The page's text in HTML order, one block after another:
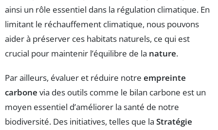
ainsi un rôle essentiel dans la régulation climatique. En
limitant le réchauffement climatique, nous pouvons
aider à préserver ces habitats naturels, ce qui est
crucial pour maintenir l’équilibre de la nature.
Par ailleurs, évaluer et réduire notre empreinte
carbone via des outils comme le bilan carbone est un
moyen essentiel d’améliorer la santé de notre
biodiversité. Des initiatives, telles que la Stratégie